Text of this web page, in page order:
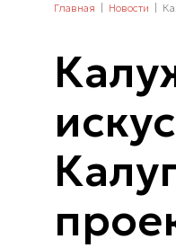
Главная Новости